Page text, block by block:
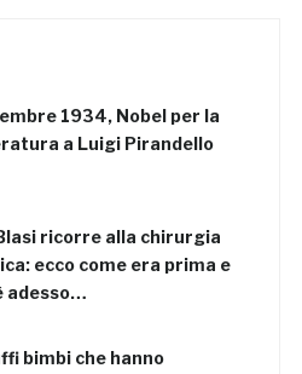
1934, Nobel per la
a Luigi Pirandello
ricorre alla chirurgia
ecco come era prima e
adesso…
bimbi che hanno